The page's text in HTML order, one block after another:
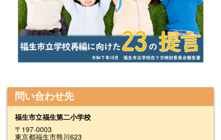
問い合わせ先
福生市立福生第二小学校
〒197-0003
東京都福生市熊川623